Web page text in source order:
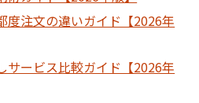
度注文の違いガイド【2026年
サービス比較ガイド【2026年